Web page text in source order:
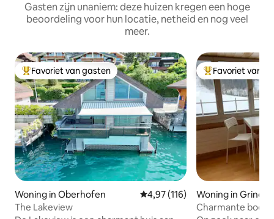
Gasten zijn unaniem: deze huizen kregen een hoge
beoordeling voor hun locatie, netheid en nog veel
meer.
Topfavoriet van gasten
Favoriet van gasten
Woning in Oberhofen Gemiddelde beoordeling van
4,97 (116)
The Lakeview
Topfavoriet van
Favoriet van
Woning in
Charmante